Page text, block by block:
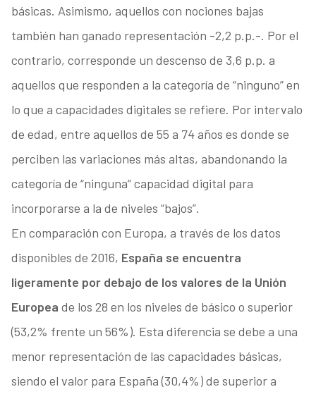
básicas. Asimismo, aquellos con nociones bajas
también han ganado representación -2,2 p.p.-. Por el
contrario, corresponde un descenso de 3,6 p.p. a
aquellos que responden a la categoría de “ninguno” en
lo que a capacidades digitales se refiere. Por intervalo
de edad, entre aquellos de 55 a 74 años es donde se
perciben las variaciones más altas, abandonando la
categoría de “ninguna” capacidad digital para
incorporarse a la de niveles “bajos”.
En comparación con Europa, a través de los datos
disponibles de 2016, España se encuentra
ligeramente por debajo de los valores de la Unión
Europea de los 28 en los niveles de básico o superior
(53,2% frente un 56%). Esta diferencia se debe a una
menor representación de las capacidades básicas,
siendo el valor para España (30,4%) de superior a